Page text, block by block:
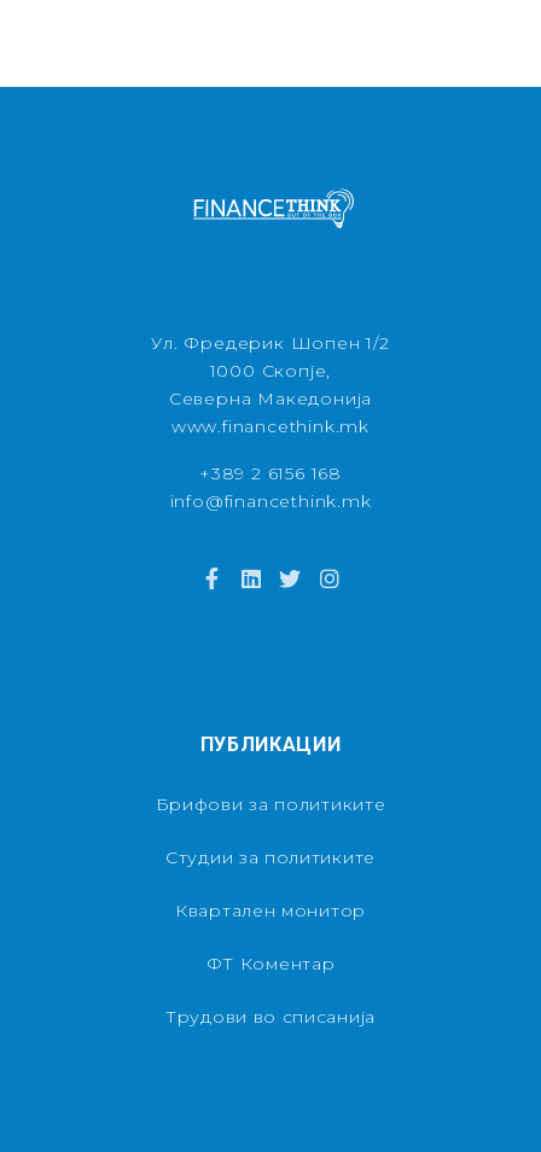
Ул. Фредерик Шопен 1/2
1000 Скопје,
Северна Македонија
www.financethink.mk
+389 2 6156 168
info@financethink.mk
ПУБЛИКАЦИИ
Брифови за политиките
Студии за политиките
Квартален монитор
ФТ Коментар
Трудови во списанија